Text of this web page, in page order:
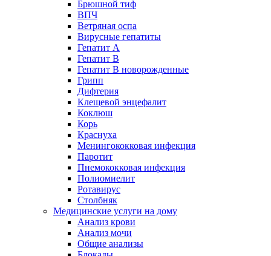
Брюшной тиф
ВПЧ
Ветряная оспа
Вирусные гепатиты
Гепатит А
Гепатит B
Гепатит B новорожденные
Грипп
Дифтерия
Клещевой энцефалит
Коклюш
Корь
Краснуха
Менингококковая инфекция
Паротит
Пнемококковая инфекция
Полиомиелит
Ротавирус
Столбняк
Медицинские услуги на дому
Анализ крови
Анализ мочи
Общие анализы